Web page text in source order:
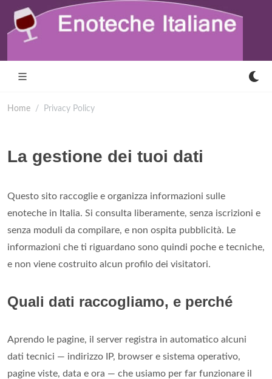
Home Privacy Policy
La gestione dei tuoi dati
Questo sito raccoglie e organizza informazioni sulle
enoteche in Italia. Si consulta liberamente, senza iscrizioni e
senza moduli da compilare, e non ospita pubblicità. Le
informazioni che ti riguardano sono quindi poche e tecniche,
e non viene costruito alcun profilo dei visitatori.
Quali dati raccogliamo, e perché
Aprendo le pagine, il server registra in automatico alcuni
dati tecnici — indirizzo IP, browser e sistema operativo,
pagine viste, data e ora — che usiamo per far funzionare il